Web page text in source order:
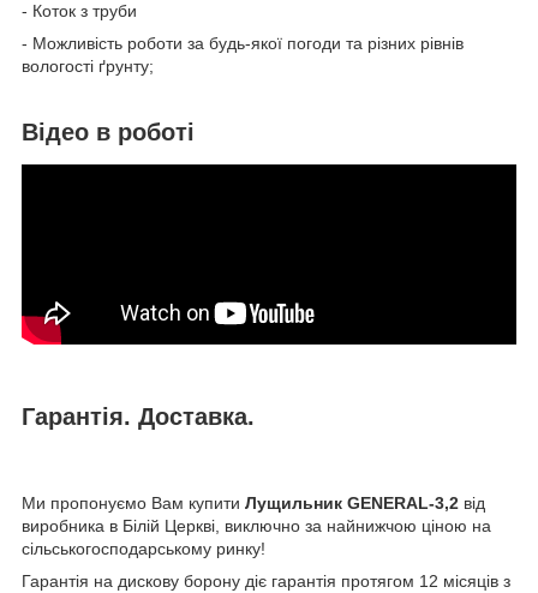
- Коток з труби
- Можливість роботи за будь-якої погоди та різних рівнів
вологості ґрунту;
Відео в роботі
Гарантія. Доставка.
Ми пропонуємо Вам купити Лущильник GENERAL-3,2 від
виробника в Білій Церкві, виключно за найнижчою ціною на
сільськогосподарському ринку!
Гарантія на дискову борону діє гарантія протягом 12 місяців з